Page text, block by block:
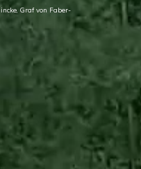
Graf von Faber-